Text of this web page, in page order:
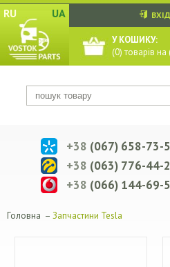
RU UA ВХІД
У КОШИКУ:
(0) товарів на
+38 (067) 658-73-
+38 (063) 776-44-
+38 (066) 144-69-
Головна – Запчастини Tesla